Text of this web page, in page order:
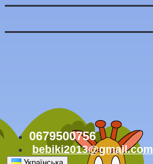
0679500756
bebiki2013@gmail.com